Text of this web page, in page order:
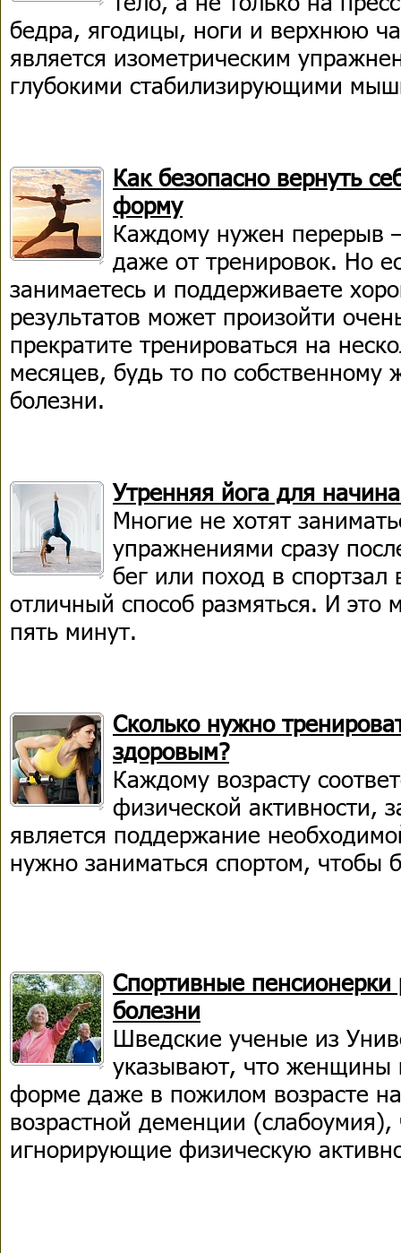
бедра, ягодицы, ноги и верхнюю
является изометрическим
глубокими стабилизирующими
Как безопасно вернуть
форму
Каждому нужен перерыв
даже от тренировок. Но
занимаетесь и поддерживаете
результатов может произойти
прекратите тренироваться на
месяцев, будь то по собственному
болезни.
Утренняя йога для
Многие не хотят
упражнениями сразу
бег или поход в
отличный способ размяться. И это
пять минут.
Сколько нужно
здоровым?
Каждому возрасту
физической активности,
является поддержание
нужно заниматься спортом, чтобы
Спортивные пенсионерки
болезни
Шведские ученые из
указывают, что женщины
форме даже в пожилом возрасте
возрастной деменции
игнорирующие физическую